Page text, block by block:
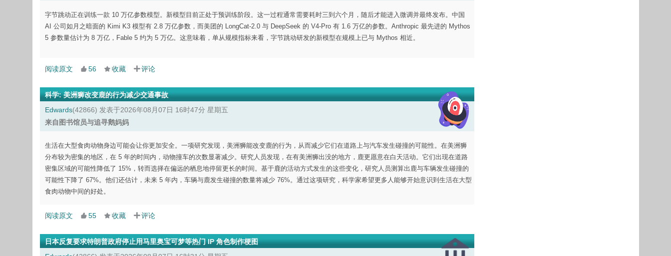
字节跳动正在训练一款 10 万亿参数模型。新模型目前正处于预训练阶段。这一过程通常需要耗时三到六个月，随后才能进入微调并最终发布。中国
AI 公司如月之暗面的 Kimi K3 模型有 2.8 万亿参数，而美团的 LongCat-2.0 与 DeepSeek 的 V4-Pro 有 1.6 万亿的参数。Anthropic 最先进的 Mythos
5 参数量估计为 8 万亿，Fable 5 约为 5 万亿。这意味着，单从规模指标来看，字节跳动研发的新模型在规模上已与 Mythos 相近。
阅读原文 56 收藏 评论
科学:美洲狮改变鹿的行为减少交通事故
Edwards(42866) 发表于2026年08月07日 16时47分 星期五
来自图书馆员与追寻鹅妈妈
生活在大型食肉动物身边可能会让你更加安全。一项研究发现，美洲狮能改变鹿的行为，从而减少它们在道路上与汽车发生碰撞的可能性。在美洲狮
分布较为密集的地区，在 5 年的时间内，动物撞车的次数显著减少。研究人员发现，在有美洲狮出没的地方，鹿更愿意在白天活动。它们出现在道路
密集区域的可能性降低了 15%，转而选择在偏远的栖息地停留更长的时间。基于鹿的活动方式发生的这些变化，研究人员测算出鹿与车辆发生碰撞的
可能性下降了 67%。他们还估计，未来 5 年内，车辆与鹿发生碰撞的数量将减少 76%。通过这项研究，科学家希望更多人能够开始意识到生活在大型
食肉动物中间的好处。
阅读原文 55 收藏 评论
日本反复要求特朗普政府停止用马里奥宝可梦等热门 IP 角色制作梗图